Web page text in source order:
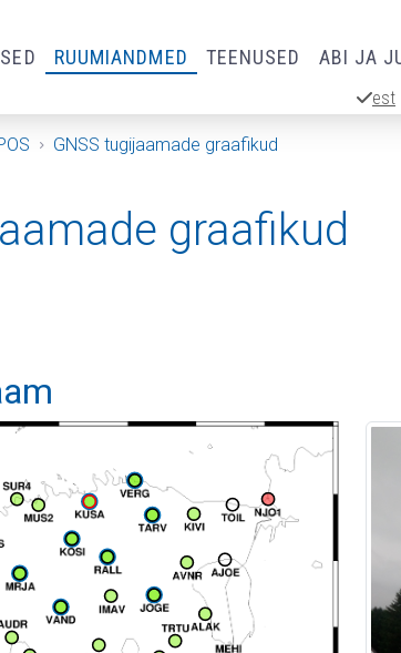
RUUMIANDMED TEENUSED ABI JA
est
GNSS tugijaamade graafikud
graafikud